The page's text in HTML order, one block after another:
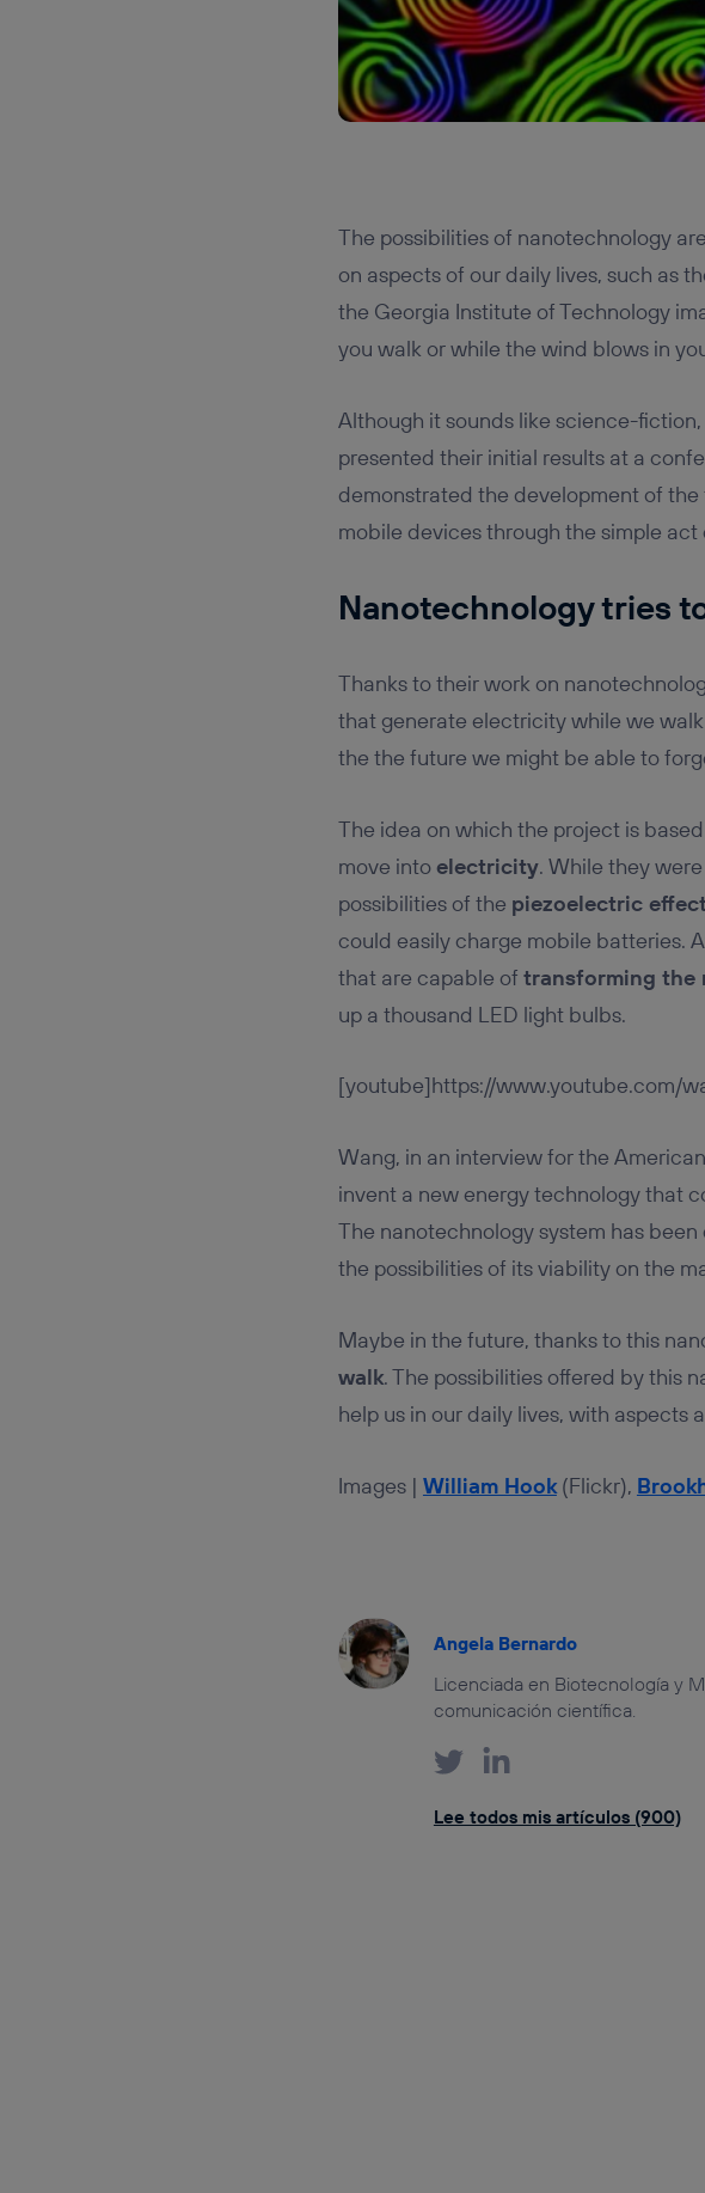
The possibilities of nanotechnology
on aspects of our daily lives, such as
the Georgia Institute of Technology
you walk or while the wind blows in
Although it sounds like science-
presented their initial results at a
demonstrated the development of the
mobile devices through the simple act
Nanotechnology tries
Thanks to their work on
that generate electricity while we
the the future we might be able to
The idea on which the project is
move intoelectricity. While they
possibilities of the piezoelectric effect
could easily charge mobile batteries.
that are capable of transforming the
up a thousand LED light bulbs.
[youtube]https://www.youtube.com/
Wang, in an interview for the
invent a new energy technology that
The nanotechnology system has
the possibilities of its viability on the
Maybe in the future, thanks to this
walk. The possibilities offered by this
help us in our daily lives, with aspects
Images | William Hook(Flickr),
Angela Bernardo
Licenciada en Biotecnología y
comunicación científica.
Lee todos mis artículos (900)